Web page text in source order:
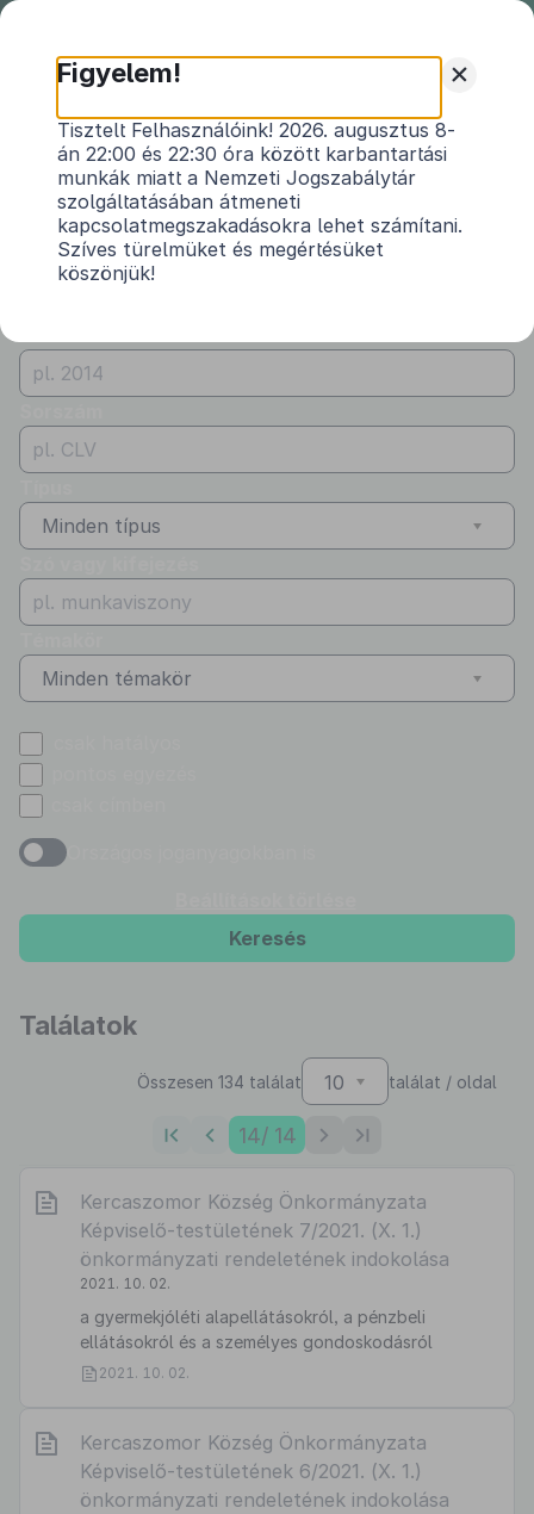
Önkormányzati
rendeletek
Önkormányzati rendeletek
Vármegye
Vas
Kibocsátó
Kercaszomor Község Önkormányzata
Minden típus
Minden témakör
Keresés
Találatok
Összesen 134 találat 10 találat / oldal
14/ 14
Kercaszomor Község Önkormányzata
Képviselő-testületének 7/2021. (X. 1.)
önkormányzati rendeletének indokolása
2021. 10. 02.
a gyermekjóléti alapellátásokról, a pénzbeli
ellátásokról és a személyes gondoskodásról
2021. 10. 02.
Kercaszomor Község Önkormányzata
Képviselő-testületének 6/2021. (X. 1.)
önkormányzati rendeletének indokolása
+
Figyelem!
Tisztelt Felhasználóink! 2026. augusztus 8-
án 22:00 és 22:30 óra között karbantartási
munkák miatt a Nemzeti Jogszabálytár
szolgáltatásában átmeneti
kapcsolatmegszakadásokra lehet számítani.
Szíves türelmüket és megértésüket
köszönjük!